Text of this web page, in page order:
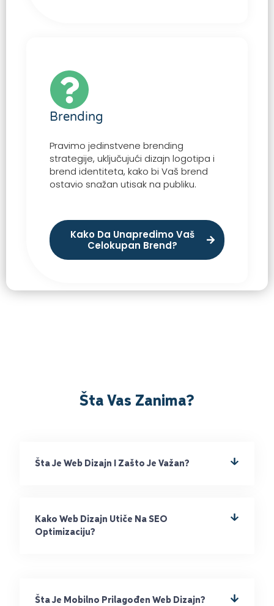
Brending
Pravimo jedinstvene brending
strategije, uključujući dizajn logotipa i
brend identiteta, kako bi Vaš brend
ostavio snažan utisak na publiku.
Kako Da Unapredimo Vaš
Celokupan Brend?
Šta Vas Zanima?
Šta Je Web Dizajn I Zašto Je Važan?
Kako Web Dizajn Utiče Na SEO
Optimizaciju?
Šta Je Mobilno Prilagođen Web Dizajn?